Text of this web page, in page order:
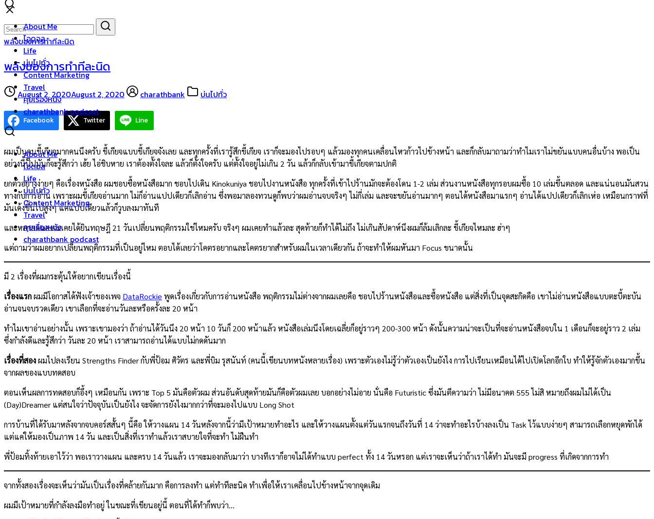
Skip
content
About Me
ไอดอล
Life
บ่นไปทั่ว
Content Marketing
Travel
คุยเรื่องหนัง
charathbank podcast
About Me
ไอดอล
Life
บ่นไปทั่ว
Content Marketing
Travel
คุยเรื่องหนัง
charathbank podcast
Search
for:
พลังของการทำทีละนิด
พลังของการทำทีละนิด
August 2, 2020August 2, 2020 charathbank บ่นไปทั่ว
Facebook Twitter Line
ผมเป็นคนขี้เกียจมากคนนึงครับ ขี้เกียจแบบขี้เกียจจังเลย และทุกครั้งที่เรารู้สึกขี้เกียจ เราก็จะมองไปรอบๆ แล้วมองทุกคนเคลื่อนไหวก้าวไปข้างหน้า และก็กลับมาถามว่าทำไมเราไม่ขยันแบบคนอื่นบ้าง พอเป็น
อย่างนี้ปั๊ปมันก็จะรู้สึกว่า เฮ้ย ไอ่ชิบหาย เราต้องตั้งใจละ แล้วก็ตั้งใจครับ แต่ตั้งใจอยู่ไม่เกิน 2 วัน แล้วก็กลับเข้ามาขี้เกียจตามปกติ
ยกตัวอย่างง่ายๆ คือเรื่องหนังสือ ผมชอบซื้อหนังสือมาก ชอบไปเดิน Kinokuniya ชอบไปงานหนังสือ ทุกครั้งที่เข้าไปร้านมักจะต้องโดน 1-2 เล่ม ส่วนงานหนังสือทุกรอบผมซื้อ 10 เล่มขึ้นตลอด และแน่นอนมันสวน
ทางกับการอ่าน เพราะผมขี้เกียจอ่านมาก ไม่ก็อ่านแปปเดียวก็เลิกอ่าน ซึ่งพอมาลองทวนดูก็พบว่าผมอ่านจบจริงๆ ไม่กี่เล่ม และจะขยันอ่านมากๆ ตอนได้หนังสือมาแรกๆ อ่านได้แปปเดียวก็เลิกเห่อ เหมือนกราฟที่
มันเด้งขึ้นไปสูงๆ แค่แปปเดียวแล้วก็วูบลงมาทันที
และหลายคนคงจะเคยได้ยินทฤษฎี 21 วันเปลี่ยนพฤติกรรมใช่ไหมครับ จริงๆ ผมเคยทำแล้วละ สุดท้ายก็ทำได้ไม่ถึง ไม่เกินสัปดาห์นึงผมก็ล้มเลิกละ ขี้เกียจไหมละ ฮ่าๆ
แต่ถามว่าผมอยากเปลี่ยนพฤติกรรมที่เป็นอยู่ไหม ตอบได้เลยว่าโคตรอยากและโคตรยากสำหรับผมในเวลาเดียวกัน ถ้าจะทำให้ผมหันมา Focus ขนาดนั้น
มี 2 เรื่องที่ผมกระตุ้นให้อยากเขียนเรื่องนี้
เรื่องแรกผมมีโอกาสได้ฟังเจ้าของเพจ DataRockie พูดเรื่องเกี่ยวกับการอ่านหนังสือ พฤติกรรมไม่ต่างจากผมเลยคือ ชอบไปร้านหนังสือและซื้อหนังสือ แต่สิ่งที่เป็นจุดสะกิดคือ เขาไม่อ่านหนังสือแบบตะบี้ตะบัน
อ่านจนจบรวดเดียว เขาเลือกที่จะอ่านวันละหรือครั้งละ 20 หน้า
ทำไมเขาอ่านอย่างนั้น เพราะเขามองว่า ถ้าอ่านได้วันนึง 20 หน้า 10 วันก็ 200 หน้าแล้ว หนังสือเล่มนึงโดยเฉลี่ยก็อยู่ราวๆ 200-300 หน้า ดังนั้นความน่าจะเป็นที่จะอ่านหนังสือจบใน 1 เดือนก็จะอยู่ราว 2 เล่ม
ซึ่งกำลังดีและรู้สึกว่า วันละ 20 หน้า เราสามารถอ่านได้แบบไม่กดดันมาก
เรื่องที่สองผมไปลงเรียน Strengths Finder กับพี่ป้อม ศิวัตร และพี่บิม รุสนันท์ (คนนี้เขียนบทหนังหลายเรื่อง) เพราะตัวเองไม่รู้ว่าตัวเองเป็นยังไง การไปเรียนเหมือนได้ไปเปิดโลกอีกใบ ทำให้รู้จักตัวเองมากขึ้น
จากผลของแบบทดสอบ
ตอนเห็นผลการทดสอบก็อึ้งๆ เหมือนกัน เพราะ Top 5 มันคือตัวผม ส่วนอันดับสุดท้ายมันก็คือตัวผมเลย บอกอย่างไม่อาย นั่นคือ Futuristic ซึ่งมันตีความว่า ไม่มีอนาคต 555 ไม่สิ หมายถึงผมไม่ได้เป็น
(Day)Dreamer แต่สนใจว่าปัจจุบันเป็นยังไง จะจัดการยังไงมากกว่าที่จะมองไปแบบ Long Shot
การบ้านที่ได้รับมาหลังจากจบคอร์สสั้นๆ นี้คือ ให้วางแผน 14 วันหลังจากนี้ว่ามีเป้าหมายทำอะไร และให้วางแผนตั้งแต่วันแรกจนถึงวันที่ 14 ว่าจะทำอะไรบ้างลงเป็น Task ไว้แบบง่ายๆ สามารถเลือกหยุดพักได้
แต่แค่ให้มองเป็นภาพ 14 วัน และเป็นสิ่งที่เราทำแล้วเราสบายใจที่จะทำ ไม่ฝืนทำ
พี่ป้อมทิ้งท้ายเอาไว้ว่า พอเราวางแผน และครบ 14 วันแล้ว เราจะมองกลับมาว่า บางทีเราก็อาจไม่ได้ทำแบบ perfect ทั้ง 14 วันหรอก แต่เราจะเห็นว่าถ้าเราได้ทำ มันจะมี progress ที่เกิดจากการทำ
จากทั้งสองเรื่องจะเห็นว่ามันเป็นเรื่องที่คล้ายกันมาก คือการลงทำ แต่ทำทีละนิด ทำเพื่อให้เราเคลื่อนไปข้างหน้าจากจุดเดิม
ผมมีเป้าหมายที่กำลังลงมือทำอยู่ ในขณะที่เขียนอยู่นี้ ตอนที่ได้ทำก็พบว่า…